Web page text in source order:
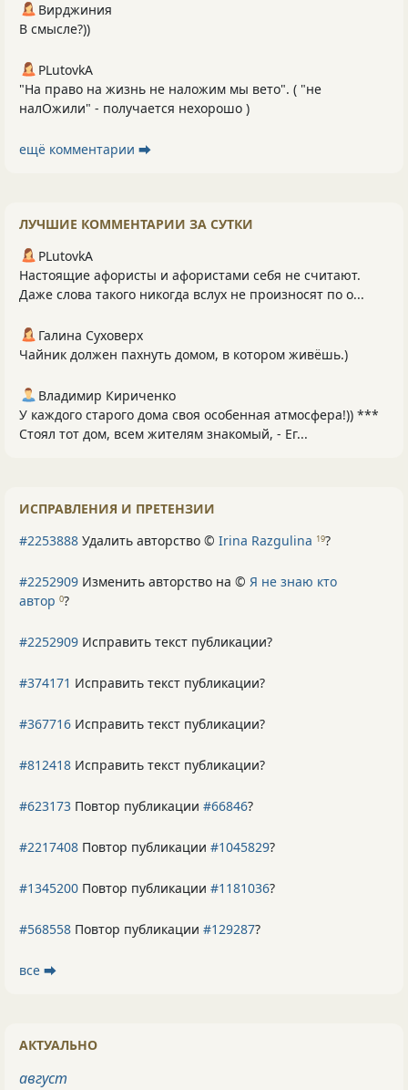
Вирджиния
В смысле?))
PLutоvkА
"На право на жизнь не наложим мы вето". ( "не
налОжили" - получается нехорошо )
ещё комментарии ⮕
ЛУЧШИЕ КОММЕНТАРИИ ЗА СУТКИ
PLutоvkА
Настоящие афористы и афористами себя не считают.
Даже слова такого никогда вслух не произносят по о...
Галина Суховерх
Чайник должен пахнуть домом, в котором живёшь.)
Владимир Кириченко
У каждого старого дома своя особенная атмосфера!)) ***
Стоял тот дом, всем жителям знакомый, - Ег...
ИСПРАВЛЕНИЯ И ПРЕТЕНЗИИ
#2253888 Удалить авторство © Irina Razgulina 19?
#2252909 Изменить авторство на © Я не знаю кто
автор 0?
#2252909 Исправить текст публикации?
#374171 Исправить текст публикации?
#367716 Исправить текст публикации?
#812418 Исправить текст публикации?
#623173 Повтор публикации #66846?
#2217408 Повтор публикации #1045829?
#1345200 Повтор публикации #1181036?
#568558 Повтор публикации #129287?
все ⮕
АКТУАЛЬНО
август